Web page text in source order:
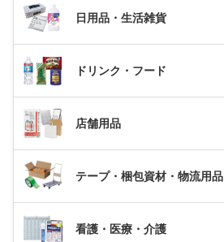
日用品・生活雑貨
ドリンク・フード
店舗用品
テープ・梱包資材・物流用品
看護・医療・介護